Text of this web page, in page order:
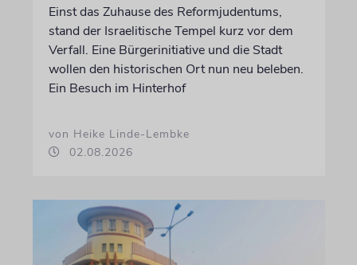
Einst das Zuhause des Reformjudentums,
stand der Israelitische Tempel kurz vor dem
Verfall. Eine Bürgerinitiative und die Stadt
wollen den historischen Ort nun neu beleben.
Ein Besuch im Hinterhof
von Heike Linde-Lembke
02.08.2026